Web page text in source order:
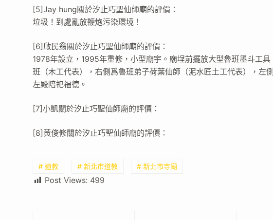
[5]Jay hung關於汐止巧聖仙師廟的評價：
垃圾！到處亂放鞭炮污染環境！
[6]啟民翁關於汐止巧聖仙師廟的評價：
1978年設立，1995年重修，小型廟宇。廟埕前擺放大型魯班墨斗工
班（木工代表），右側爲魯班弟子荷葉仙師（泥水匠土工代表），左
左殿陪祀福德。
[7]小凱關於汐止巧聖仙師廟的評價：
[8]黃俊修關於汐止巧聖仙師廟的評價：
# 道教 # 新北市道教 # 新北市寺廟
Post Views: 499